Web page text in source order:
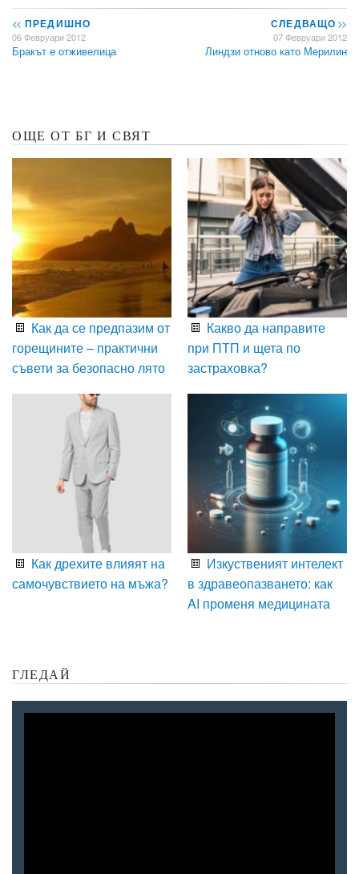
<< ПРЕДИШНО
06 Февруари 2012
Бракът е отживелица
СЛЕДВАЩО>>
07 Февруари 2012
Линдзи отново като Мерилин
ОЩЕ ОТ БГ И СВЯТ
Как да се предпазим от
горещините – практични
съвети за безопасно лято
Какво да направите
при ПТП и щета по
застраховка?
Как дрехите влияят на
самочувствието на мъжа?
Изкуственият интелект
в здравеопазването: как
AI променя медицината
ГЛЕДАЙ